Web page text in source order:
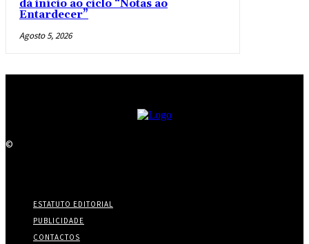
dá início ao ciclo “Notas ao
Entardecer”
Agosto 5, 2026
©
ESTATUTO EDITORIAL
PUBLICIDADE
CONTACTOS